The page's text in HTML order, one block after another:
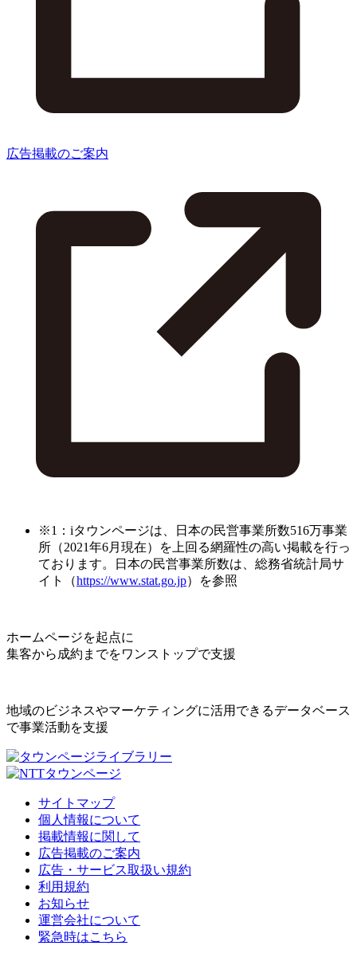
広告掲載のご案内
※1：iタウンページは、日本の民営事業所数516万事業
所（2021年6月現在）を上回る網羅性の高い掲載を行っ
ております。日本の民営事業所数は、総務省統計局サ
イト（https://www.stat.go.jp）を参照
ホームページを起点に
集客から成約までをワンストップで支援
地域のビジネスやマーケティングに活用できるデータベース
で事業活動を支援
サイトマップ
個人情報について
掲載情報に関して
広告掲載のご案内
広告・サービス取扱い規約
利用規約
お知らせ
運営会社について
緊急時はこちら